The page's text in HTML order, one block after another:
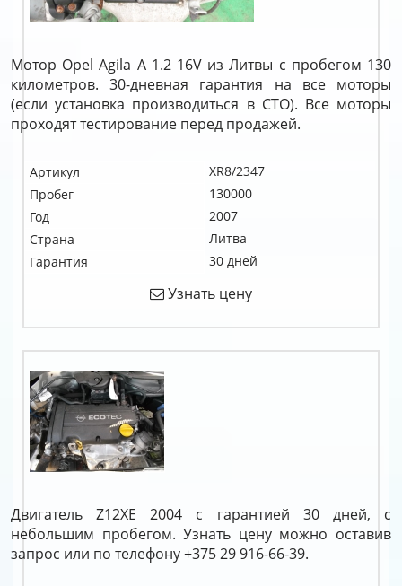
Мотор Opel Agila A 1.2 16V из Литвы с пробегом 130
километров. 30-дневная гарантия на все моторы
(если установка производиться в СТО). Все моторы
проходят тестирование перед продажей.
Артикул
XR8/2347
Пробег
130000
Год
2007
Страна
Литва
Гарантия
30 дней
Узнать цену
Двигатель Z12XE 2004 с гарантией 30 дней, с
небольшим пробегом. Узнать цену можно оставив
запрос или по телефону +375 29 916-66-39.